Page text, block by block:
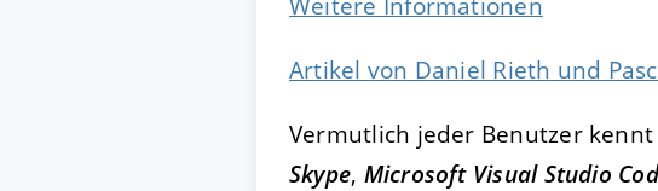
Artikel von Daniel Rieth und
Vermutlich jeder Benutzer
Skype, Microsoft Visual Studio